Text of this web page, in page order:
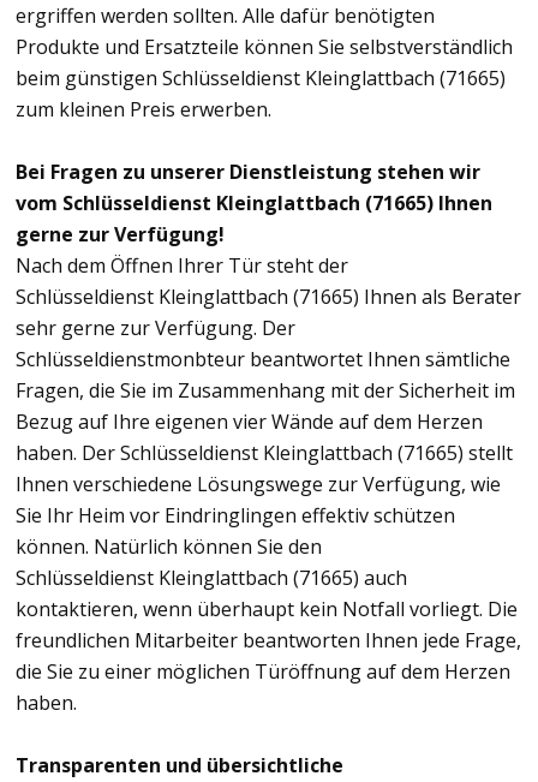
ergriffen werden sollten. Alle dafür benötigten
Produkte und Ersatzteile können Sie selbstverständlich
beim günstigen Schlüsseldienst Kleinglattbach (71665)
zum kleinen Preis erwerben.
Bei Fragen zu unserer Dienstleistung stehen wir
vom Schlüsseldienst Kleinglattbach (71665) Ihnen
gerne zur Verfügung!
Nach dem Öffnen Ihrer Tür steht der
Schlüsseldienst Kleinglattbach (71665) Ihnen als Berater
sehr gerne zur Verfügung. Der
Schlüsseldienstmonbteur beantwortet Ihnen sämtliche
Fragen, die Sie im Zusammenhang mit der Sicherheit im
Bezug auf Ihre eigenen vier Wände auf dem Herzen
haben. Der Schlüsseldienst Kleinglattbach (71665) stellt
Ihnen verschiedene Lösungswege zur Verfügung, wie
Sie Ihr Heim vor Eindringlingen effektiv schützen
können. Natürlich können Sie den
Schlüsseldienst Kleinglattbach (71665) auch
kontaktieren, wenn überhaupt kein Notfall vorliegt. Die
freundlichen Mitarbeiter beantworten Ihnen jede Frage,
die Sie zu einer möglichen Türöffnung auf dem Herzen
haben.
Transparenten und übersichtliche